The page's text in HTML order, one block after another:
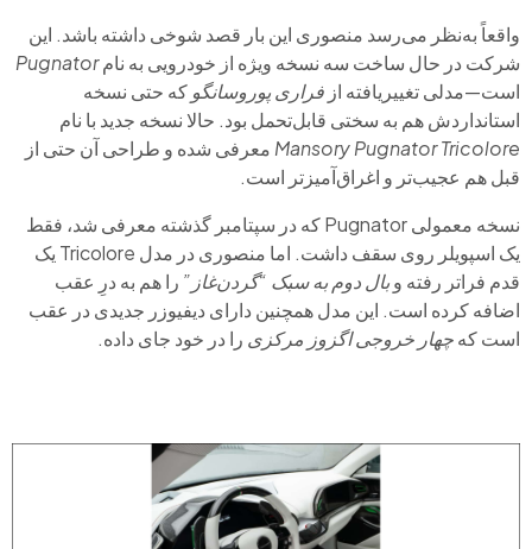
واقعاً به‌نظر می‌رسد منصوری این بار قصد شوخی داشته باشد. این
شرکت در حال ساخت سه نسخه ویژه از خودرویی به نامPugnator
است—مدلی تغییریافته از فراری پوروسانگو که حتی نسخه
استانداردش هم به سختی قابل‌تحمل بود. حالا نسخه جدید با نام
Mansory Pugnator Tricolore معرفی شده و طراحی آن حتی از
قبل هم عجیب‌تر و اغراق‌آمیزتر است.
نسخه معمولی Pugnator که در سپتامبر گذشته معرفی شد، فقط
یک اسپویلر روی سقف داشت. اما منصوری در مدل Tricolore یک
قدم فراتر رفته وبال دوم به سبک “گردن‌غاز” را هم به درِ عقب
اضافه کرده است. این مدل همچنین دارای دیفیوزر جدیدی در عقب
است کهچهار خروجی اگزوز مرکزی را در خود جای داده.